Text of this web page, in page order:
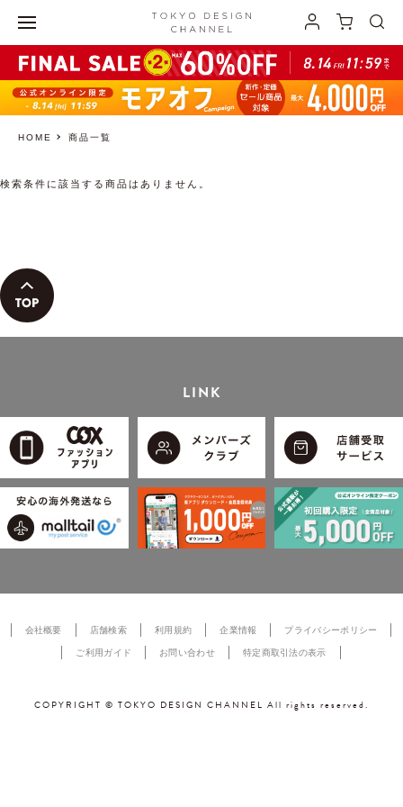
HOME 商品一覧
検索条件に該当する商品はありません。
LINK
会社概要 店舗検索 利用規約 企業情報 プライバシーポリシー
ご利用ガイド お問い合わせ 特定商取引法の表示
COPYRIGHT © TOKYO DESIGN CHANNEL All rights reserved.